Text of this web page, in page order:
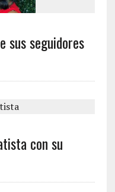
sus seguidores
con su